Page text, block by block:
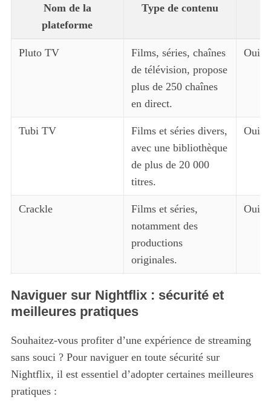
Nom de la
plateforme
Type de contenu
Pluto TV
Films, séries, chaînes
de télévision, propose
plus de 250 chaînes
en direct.
Oui
Tubi TV
Films et séries divers,
avec une bibliothèque
de plus de 20 000
titres.
Oui
Crackle
Films et séries,
notamment des
productions
originales.
Oui
Naviguer sur Nightflix : sécurité et
meilleures pratiques
Souhaitez-vous profiter d’une expérience de streaming
sans souci ? Pour naviguer en toute sécurité sur
Nightflix, il est essentiel d’adopter certaines meilleures
pratiques :
S
e
a
c